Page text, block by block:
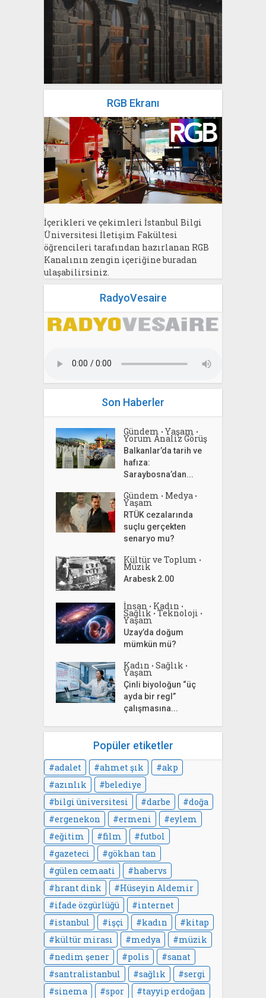
yazan
Bahri Ak
RGB Ekranı
İçerikleri ve çekimleri İstanbul Bilgi
Üniversitesi İletişim Fakültesi
öğrencileri tarafından hazırlanan RGB
Kanalının zengin içeriğine buradan
ulaşabilirsiniz.
RadyoVesaire
Son Haberler
Gündem • Yaşam •
Yorum Analiz Görüş
Balkanlar’da tarih ve
hafıza:
Saraybosna’dan...
Gündem • Medya •
Yaşam
RTÜK cezalarında
suçlu gerçekten
senaryo mu?
Kültür ve Toplum •
Müzik
Arabesk 2.00
İnsan • Kadın •
Sağlık • Teknoloji •
Yaşam
Uzay’da doğum
mümkün mü?
Kadın • Sağlık •
Yaşam
Çinli biyoloğun “üç
ayda bir regl”
çalışmasına...
Popüler etiketler
adalet ahmet şık
akp
azınlık
belediye
bilgi üniversitesi
darbe
doğa
ergenekon
ermeni
eylem
eğitim
film
futbol
gazeteci
gökhan tan
gülen cemaati
habervs
hrant dink
Hüseyin Aldemir
ifade özgürlüğü
internet
istanbul
işçi kadın
kitap
kültür mirası
medya
müzik
nedim şener
polis
sanat
santralistanbul
sağlık
sergi
sinema
spor
tayyip erdoğan